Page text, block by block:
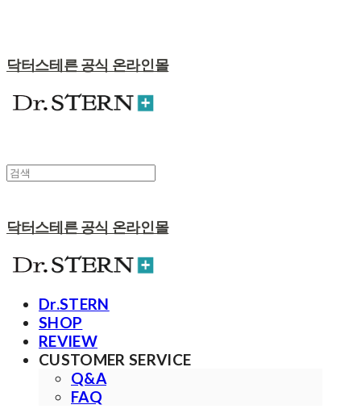
닥터스테른 공식 온라인몰
닥터스테른 공식 온라인몰
Dr.STERN
SHOP
REVIEW
CUSTOMER SERVICE
Q&A
FAQ